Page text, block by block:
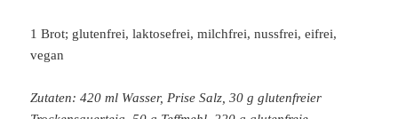
1 Brot; glutenfrei, laktosefrei, milchfrei, nussfrei, eifrei,
vegan
Zutaten: 420 ml Wasser, Prise Salz, 30 g glutenfreier